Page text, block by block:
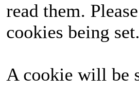
read them.
cookies being set.
A cookie will be